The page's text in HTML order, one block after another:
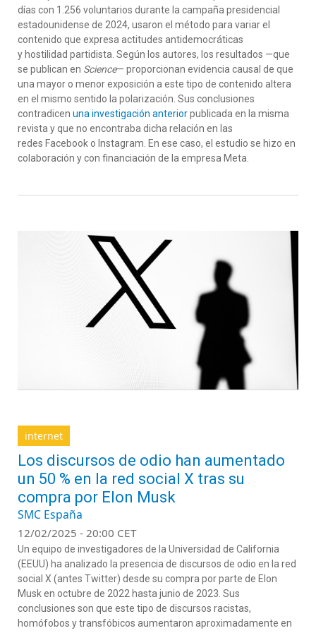
días con 1.256 voluntarios durante la campaña presidencial
estadounidense de 2024, usaron el método para variar el
contenido que expresa actitudes antidemocráticas
y hostilidad partidista. Según los autores, los resultados —que
se publican en Science— proporcionan evidencia causal de que
una mayor o menor exposición a este tipo de contenido altera
en el mismo sentido la polarización. Sus conclusiones
contradicen una investigación anteriorpublicada en la misma
revista y que no encontraba dicha relación en las
redes Facebook o Instagram. En ese caso, el estudio se hizo en
colaboración y con financiación de la empresa Meta.
internet
Los discursos de odio han aumentado
un 50 % en la red social X tras su
compra por Elon Musk
SMC España
12/02/2025 - 20:00 CET
Un equipo de investigadores de la Universidad de California
(EEUU) ha analizado la presencia de discursos de odio en la red
social X (antes Twitter) desde su compra por parte de Elon
Musk en octubre de 2022 hasta junio de 2023. Sus
conclusiones son que este tipo de discursos racistas,
homófobos y transfóbicos aumentaron aproximadamente en